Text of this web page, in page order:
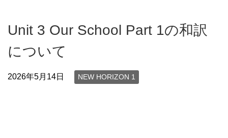
Unit 3 Our School Part 1の和訳
について
2026年5月14日 NEW HORIZON 1